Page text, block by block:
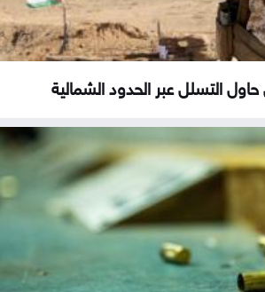
التسلل عبر الحدود الشمالية